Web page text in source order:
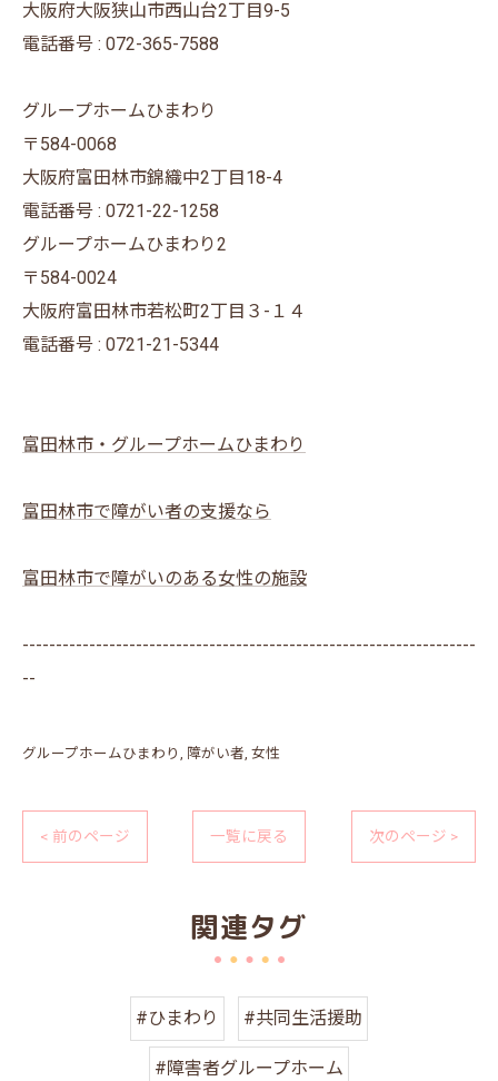
大阪府大阪狭山市西山台2丁目9-5
電話番号 : 072-365-7588
グループホームひまわり
〒584-0068
大阪府富田林市錦織中2丁目18-4
電話番号 : 0721-22-1258
グループホームひまわり2
〒584-0024
大阪府富田林市若松町2丁目３-１４
電話番号 : 0721-21-5344
富田林市・グループホームひまわり
富田林市で障がい者の支援なら
富田林市で障がいのある女性の施設
--------------------------------------------------------------------
--
グループホームひまわり 障がい者 女性
< 前のページ 一覧に戻る 次のページ >
関連タグ
#ひまわり #共同生活援助
#障害者グループホーム